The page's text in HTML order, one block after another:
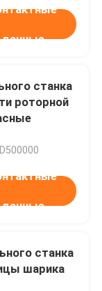
данные
станка
роторной
данные
станка
шарика